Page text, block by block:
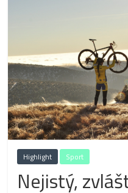
Highlight Sport
Nejistý,